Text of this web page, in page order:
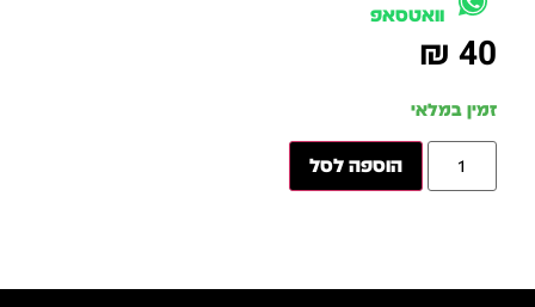
וואטסאפ
₪ 40
זמין במלאי
הוספה לסל